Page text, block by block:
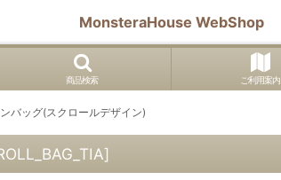
MonsteraHouse WebShop
商品検索 ご利用案内
バッグ(スクロールデザイン)
]